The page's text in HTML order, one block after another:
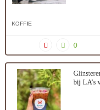
KOFFIE
0
bij LA’s